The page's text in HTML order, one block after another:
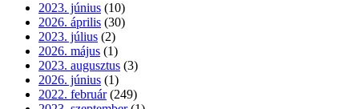
2023. június (10)
2026. április (30)
2023. július (2)
2026. május (1)
2023. augusztus (3)
2026. június (1)
2022. február (249)